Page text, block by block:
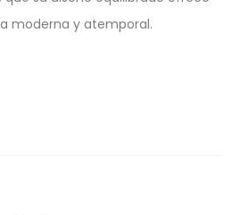
moderna y atemporal.